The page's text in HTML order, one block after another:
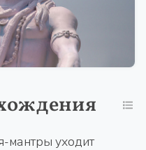
мантры уходит